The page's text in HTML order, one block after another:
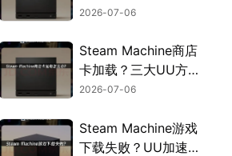
因排查及解决方法汇
2026-07-06
Steam Machine商店
卡加载？三大UU方
案彻底优化！
2026-07-06
Steam Machine游戏
下载失败？UU加速